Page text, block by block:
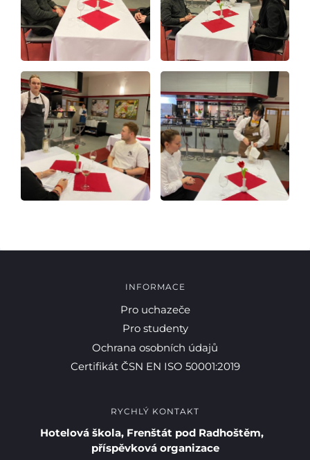
Pro studenty
INFORMACE
Pro uchazeče
Pro studenty
Ochrana osobních údajů
Certifikát ČSN EN ISO 50001:2019
RYCHLÝ KONTAKT
Hotelová škola, Frenštát pod Radhoštěm,
příspěvková organizace